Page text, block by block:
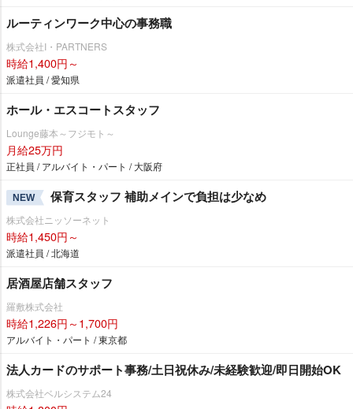
ルーティンワーク中心の事務職
株式会社I・PARTNERS
時給1,400円～
派遣社員 / 愛知県
ホール・エスコートスタッフ
Lounge藤本～フジモト～
月給25万円
正社員 / アルバイト・パート / 大阪府
NEW 保育スタッフ 補助メインで負担は少なめ
株式会社ニッソーネット
時給1,450円～
派遣社員 / 北海道
居酒屋店舗スタッフ
羅敷株式会社
時給1,226円～1,700円
アルバイト・パート / 東京都
法人カードのサポート事務/土日祝休み/未経験歓迎/即日開始OK
株式会社ベルシステム24